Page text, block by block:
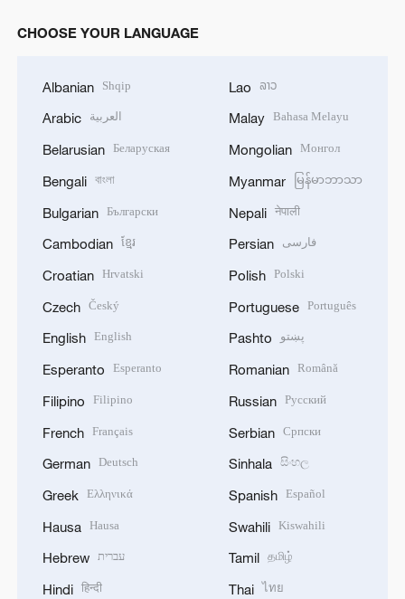
CHOOSE YOUR LANGUAGE
Albanian Shqip
Arabic العربية
Belarusian Беларуская
Bengali বাংলা
Bulgarian Български
Cambodian ខ្មែរ
Croatian Hrvatski
Czech Český
English English
Esperanto Esperanto
Filipino Filipino
French Français
German Deutsch
Greek Ελληνικά
Hausa Hausa
Hebrew עברית
Hindi हिन्दी
Lao ລາວ
Malay Bahasa Melayu
Mongolian Монгол
Myanmar မြန်မာဘာသာ
Nepali नेपाली
Persian فارسی
Polish Polski
Portuguese Português
Pashto پښتو
Romanian Română
Russian Русский
Serbian Српски
Sinhala සිංහල
Spanish Español
Swahili Kiswahili
Tamil தமிழ்
Thai ไทย